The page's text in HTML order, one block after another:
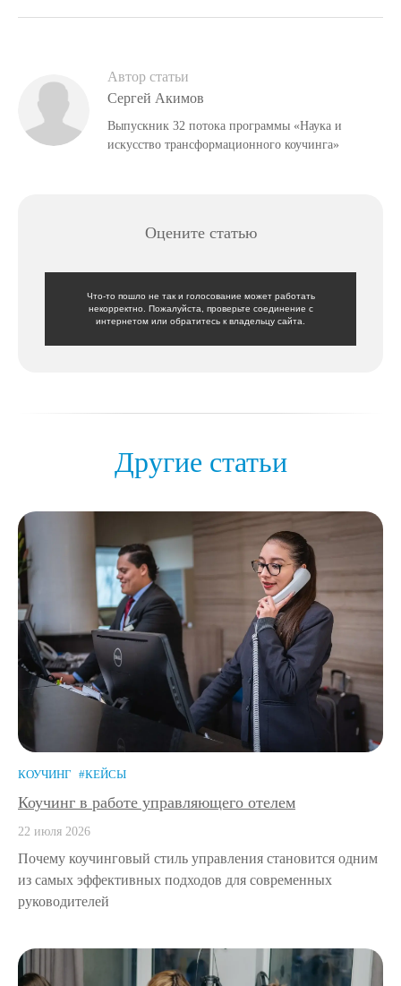
Автор статьи
Сергей Акимов
Выпускник 32 потока программы «Наука и
искусство трансформационного коучинга»
Оцените статью
Что-то пошло не так и голосование может работать
некорректно. Пожалуйста, проверьте соединение с
интернетом или обратитесь к владельцу сайта.
Другие статьи
КОУЧИНГ #КЕЙСЫ
Коучинг в работе управляющего отелем
22 июля 2026
Почему коучинговый стиль управления становится одним
из самых эффективных подходов для современных
руководителей